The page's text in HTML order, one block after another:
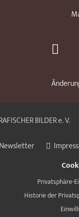
BILDER e. V.
Newsletter
Privatsphäre-
Historie der